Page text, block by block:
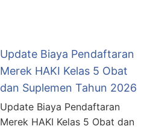
Update Biaya Pendaftaran
Merek HAKI Kelas 5 Obat
dan Suplemen Tahun 2026
Update Biaya Pendaftaran
Merek HAKI Kelas 5 Obat dan